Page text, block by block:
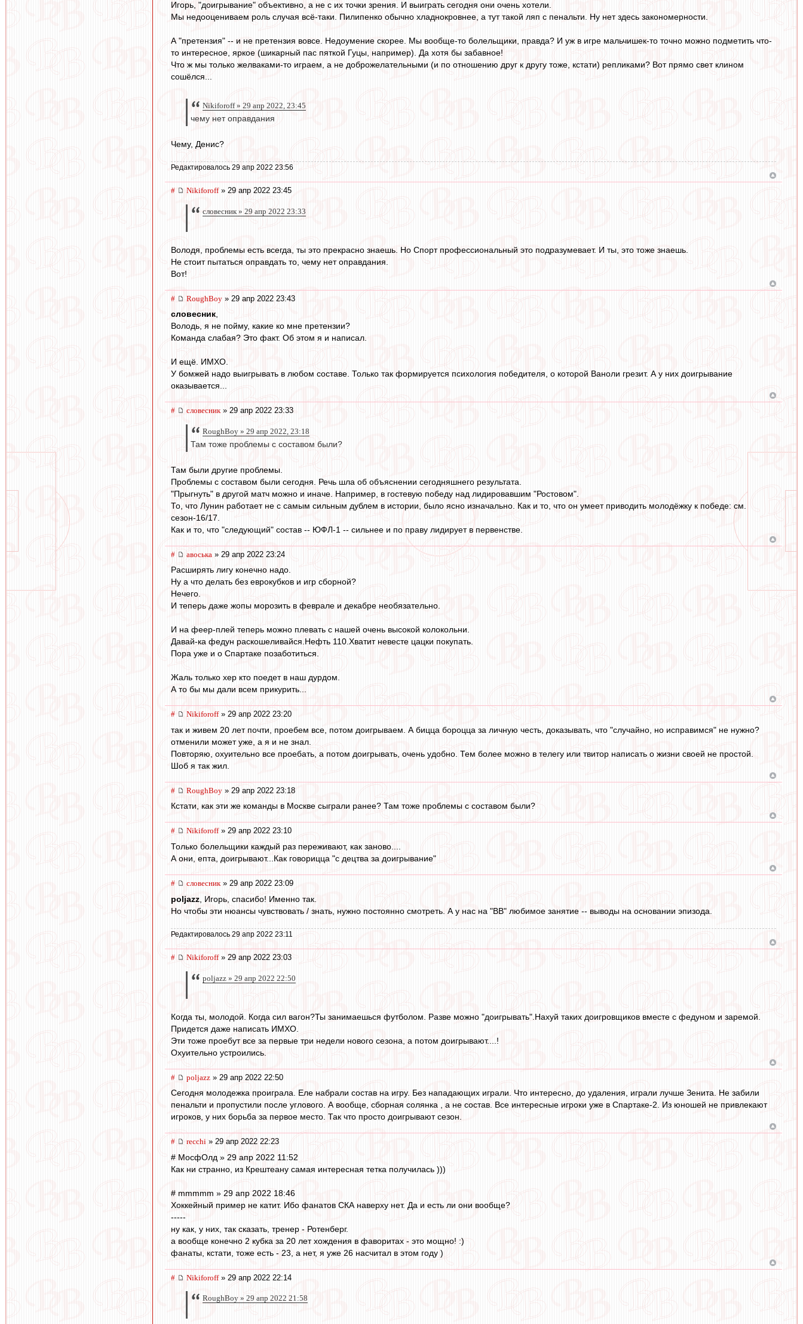
Игорь, "доигрывание" объективно, а не с их точки зрения. И выиграть сегодня они очень хотели.
Мы недооцениваем роль случая всё-таки. Пилипенко обычно хладнокровнее, а тут такой ляп с пенальти. Ну нет здесь закономерности.
А "претензия" -- и не претензия вовсе. Недоумение скорее. Мы вообще-то болельщики, правда? И уж в игре мальчишек-то точно можно подметить что-
то интересное, яркое (шикарный пас пяткой Гуцы, например). Да хотя бы забавное!
Что ж мы только желваками-то играем, а не доброжелательными (и по отношению друг к другу тоже, кстати) репликами? Вот прямо свет клином
сошёлся...
Nikiforoff » 29 апр 2022, 23:45
чему нет оправдания
Чему, Денис?
Редактировалось 29 апр 2022 23:56
# Nikiforoff» 29 апр 2022 23:45
словесник » 29 апр 2022 23:33
Володя, проблемы есть всегда, ты это прекрасно знаешь. Но Спорт профессиональный это подразумевает. И ты, это тоже знаешь.
Не стоит пытаться оправдать то, чему нет оправдания.
Вот!
# RoughBoy » 29 апр 2022 23:43
словесник
Володь, я не пойму, какие ко мне претензии?
Команда слабая? Это факт. Об этом я и написал.
И ещё. ИМХО.
У бомжей надо выигрывать в любом составе. Только так формируется психология победителя, о которой Ваноли грезит. А у них доигрывание
оказывается...
# словесник» 29 апр 2022 23:33
RoughBoy » 29 апр 2022, 23:18
Там тоже проблемы с составом были?
Там были другие проблемы.
Проблемы с составом были сегодня. Речь шла об объяснении сегодняшнего результата.
"Прыгнуть" в другой матч можно и иначе. Например, в гостевую победу над лидировавшим "Ростовом".
То, что Лунин работает не с самым сильным дублем в истории, было ясно изначально. Как и то, что он умеет приводить молодёжку к победе: см.
сезон-16/17.
Как и то, что "следующий" состав -- ЮФЛ-1 -- сильнее и по праву лидирует в первенстве.
# авоська » 29 апр 2022 23:24
Расширять лигу конечно надо.
Ну а что делать без еврокубков и игр сборной?
Нечего.
И теперь даже жопы морозить в феврале и декабре необязательно.
И на феер-плей теперь можно плевать с нашей очень высокой колокольни.
Давай-ка федун раскошеливайся.Нефть 110.Хватит невесте цацки покупать.
Пора уже и о Спартаке позаботиться.
Жаль только хер кто поедет в наш дурдом.
А то бы мы дали всем прикурить...
# Nikiforoff» 29 апр 2022 23:20
так и живем 20 лет почти, проебем все, потом доигрываем. А бицца бороцца за личную честь, доказывать, что "случайно, но исправимся" не нужно?
отменили может уже, а я и не знал.
Повторяю, охуительно все проебать, а потом доигрывать, очень удобно. Тем более можно в телегу или твитор написать о жизни своей не простой.
Шоб я так жил.
# RoughBoy » 29 апр 2022 23:18
Кстати, как эти же команды в Москве сыграли ранее? Там тоже проблемы с составом были?
# Nikiforoff» 29 апр 2022 23:10
Только болельщики каждый раз переживают, как заново....
А они, епта, доигрывают...Как говорицца "с децтва за доигрывание"
# словесник» 29 апр 2022 23:09
poljazz , Игорь, спасибо! Именно так.
Но чтобы эти нюансы чувствовать / знать, нужно постоянно смотреть. А у нас на "ВВ" любимое занятие -- выводы на основании эпизода.
Редактировалось 29 апр 2022 23:11
# Nikiforoff» 29 апр 2022 23:03
poljazz » 29 апр 2022 22:50
Когда ты, молодой. Когда сил вагон?Ты занимаешься футболом. Разве можно "доигрывать".Нахуй таких доигровщиков вместе с федуном и заремой.
Придется даже написать ИМХО.
Эти тоже проебут все за первые три недели нового сезона, а потом доигрывают....!
Охуительно устроились.
# poljazz » 29 апр 2022 22:50
Сегодня молодежка проиграла. Еле набрали состав на игру. Без нападающих играли. Что интересно, до удаления, играли лучше Зенита. Не забили
пенальти и пропустили после углового. А вообще, сборная солянка , а не состав. Все интересные игроки уже в Спартаке-2. Из юношей не привлекают
игроков, у них борьба за первое место. Так что просто доигрывают сезон.
# recchi » 29 апр 2022 22:23
# МосфОлд » 29 апр 2022 11:52
Как ни странно, из Крештеану самая интересная тетка получилась )))
# mmmmm » 29 апр 2022 18:46
Хоккейный пример не катит. Ибо фанатов СКА наверху нет. Да и есть ли они вообще?
-----
ну как, у них, так сказать, тренер - Ротенберг.
а вообще конечно 2 кубка за 20 лет хождения в фаворитах - это мощно! :)
фанаты, кстати, тоже есть - 23, а нет, я уже 26 насчитал в этом году )
# Nikiforoff» 29 апр 2022 22:14
RoughBoy » 29 апр 2022 21:58